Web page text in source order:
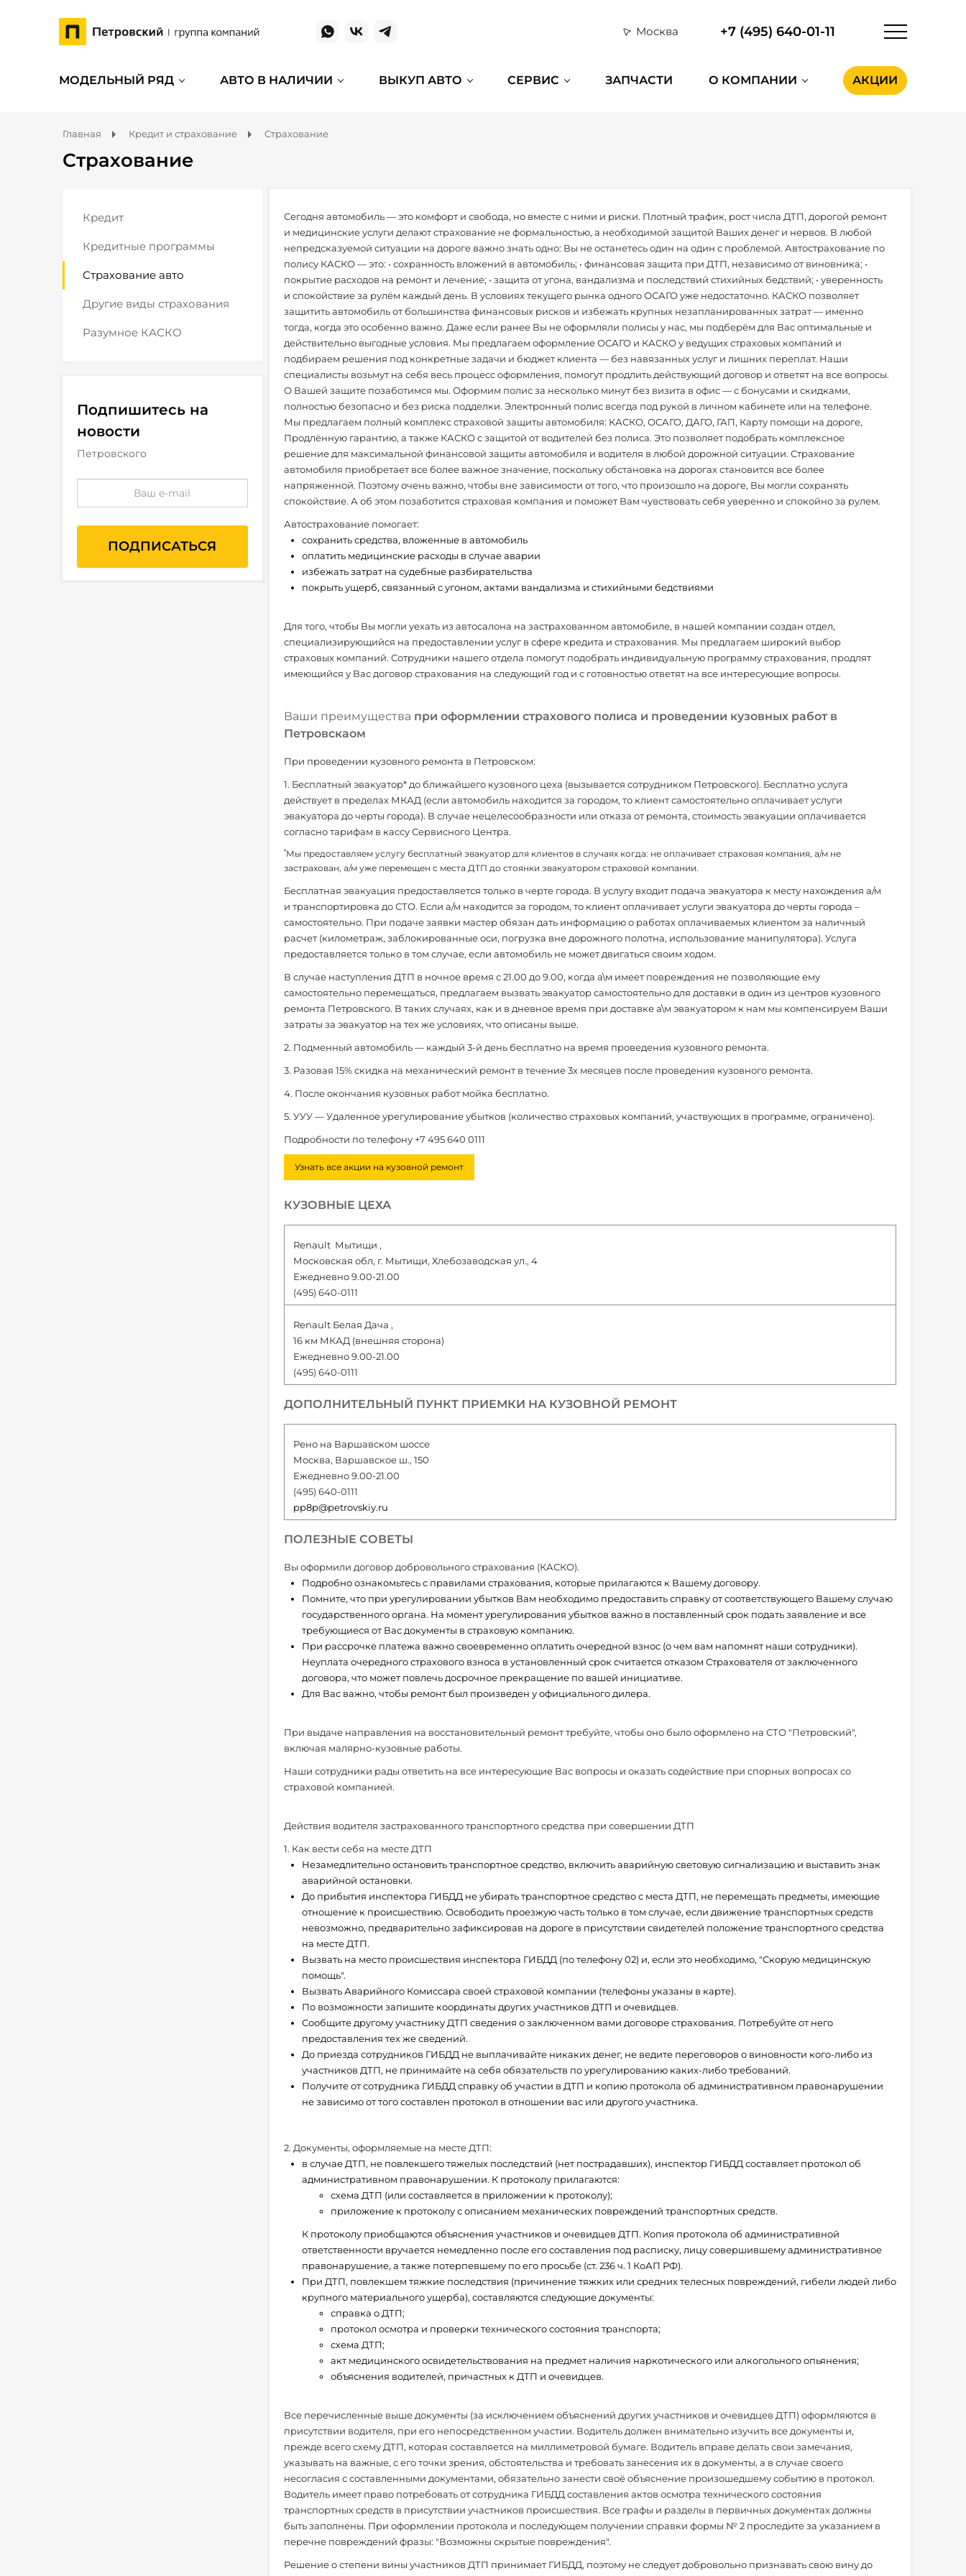
Москва +7 (495) 640-01-11
МОДЕЛЬНЫЙ РЯД АВТО В НАЛИЧИИ ВЫКУП АВТО СЕРВИС ЗАПЧАСТИ О КОМПАНИИ АКЦИИ
Главная Кредит и страхование Страхование
Страхование
Кредит
Кредитные программы
Страхование авто
Другие виды страхования
Разумное КАСКО
Подпишитесь на
новости
Петровского
Сегодня автомобиль — это комфорт и свобода, но вместе с ними и риски. Плотный трафик, рост числа ДТП, дорогой ремонт
и медицинские услуги делают страхование не формальностью, а необходимой защитой Ваших денег и нервов. В любой
непредсказуемой ситуации на дороге важно знать одно: Вы не останетесь один на один с проблемой. Автострахование по
полису КАСКО — это: • сохранность вложений в автомобиль; • финансовая защита при ДТП, независимо от виновника; •
покрытие расходов на ремонт и лечение; • защита от угона, вандализма и последствий стихийных бедствий; • уверенность
и спокойствие за рулём каждый день. В условиях текущего рынка одного ОСАГО уже недостаточно. КАСКО позволяет
защитить автомобиль от большинства финансовых рисков и избежать крупных незапланированных затрат — именно
тогда, когда это особенно важно. Даже если ранее Вы не оформляли полисы у нас, мы подберём для Вас оптимальные и
действительно выгодные условия. Мы предлагаем оформление ОСАГО и КАСКО у ведущих страховых компаний и
подбираем решения под конкретные задачи и бюджет клиента — без навязанных услуг и лишних переплат. Наши
специалисты возьмут на себя весь процесс оформления, помогут продлить действующий договор и ответят на все вопросы.
О Вашей защите позаботимся мы. Оформим полис за несколько минут без визита в офис — с бонусами и скидками,
полностью безопасно и без риска подделки. Электронный полис всегда под рукой в личном кабинете или на телефоне.
Мы предлагаем полный комплекс страховой защиты автомобиля: КАСКО, ОСАГО, ДАГО, ГАП, Карту помощи на дороге,
Продлённую гарантию, а также КАСКО с защитой от водителей без полиса. Это позволяет подобрать комплексное
решение для максимальной финансовой защиты автомобиля и водителя в любой дорожной ситуации. Страхование
автомобиля приобретает все более важное значение, поскольку обстановка на дорогах становится все более
напряженной. Поэтому очень важно, чтобы вне зависимости от того, что произошло на дороге, Вы могли сохранять
спокойствие. А об этом позаботится страховая компания и поможет Вам чувствовать себя уверенно и спокойно за рулем.
Автострахование помогает:
сохранить средства, вложенные в автомобиль
оплатить медицинские расходы в случае аварии
избежать затрат на судебные разбирательства
покрыть ущерб, связанный с угоном, актами вандализма и стихийными бедствиями
Для того, чтобы Вы могли уехать из автосалона на застрахованном автомобиле, в нашей компании создан отдел,
специализирующийся на предоставлении услуг в сфере кредита и страхования. Мы предлагаем широкий выбор
страховых компаний. Сотрудники нашего отдела помогут подобрать индивидуальную программу страхования, продлят
имеющийся у Вас договор страхования на следующий год и с готовностью ответят на все интересующие вопросы.
Ваши преимущества при оформлении страхового полиса и проведении кузовных работ в
Петровскаом
При проведении кузовного ремонта в Петровском:
1. Бесплатный эвакуатор* до ближайшего кузовного цеха (вызывается сотрудником Петровского). Бесплатно услуга
действует в пределах МКАД (если автомобиль находится за городом, то клиент самостоятельно оплачивает услуги
эвакуатора до черты города). В случае нецелесообразности или отказа от ремонта, стоимость эвакуации оплачивается
согласно тарифам в кассу Сервисного Центра.
*Мы предоставляем услугу бесплатный эвакуатор для клиентов в случаях когда: не оплачивает страховая компания, а/м не
застрахован, а/м уже перемещен с места ДТП до стоянки эвакуатором страховой компании.
Бесплатная эвакуация предоставляется только в черте города. В услугу входит подача эвакуатора к месту нахождения а/м
и транспортировка до СТО. Если а/м находится за городом, то клиент оплачивает услуги эвакуатора до черты города –
самостоятельно. При подаче заявки мастер обязан дать информацию о работах оплачиваемых клиентом за наличный
расчет (километраж, заблокированные оси, погрузка вне дорожного полотна, использование манипулятора). Услуга
предоставляется только в том случае, если автомобиль не может двигаться своим ходом.
В случае наступления ДТП в ночное время с 21.00 до 9.00, когда а\м имеет повреждения не позволяющие ему
самостоятельно перемещаться, предлагаем вызвать эвакуатор самостоятельно для доставки в один из центров кузовного
ремонта Петровского. В таких случаях, как и в дневное время при доставке а\м эвакуатором к нам мы компенсируем Ваши
затраты за эвакуатор на тех же условиях, что описаны выше.
2. Подменный автомобиль — каждый 3-й день бесплатно на время проведения кузовного ремонта.
3. Разовая 15% скидка на механический ремонт в течение 3х месяцев после проведения кузовного ремонта.
4. После окончания кузовных работ мойка бесплатно.
5. УУУ — Удаленное урегулирование убытков (количество страховых компаний, участвующих в программе, ограничено).
Подробности по телефону +7 495 640 0111
Узнать все акции на кузовной ремонт
КУЗОВНЫЕ ЦЕХА
Renault Мытищи ,
Московская обл, г. Мытищи, Хлебозаводская ул., 4
Ежедневно 9.00-21.00
(495) 640-0111
Renault Белая Дача ,
16 км МКАД (внешняя сторона)
Ежедневно 9.00-21.00
(495) 640-0111
ДОПОЛНИТЕЛЬНЫЙ ПУНКТ ПРИЕМКИ НА КУЗОВНОЙ РЕМОНТ
Рено на Варшавском шоссе
Москва, Варшавское ш., 150
Ежедневно 9.00-21.00
(495) 640-0111
pp8p@petrovskiy.ru
ПОЛЕЗНЫЕ СОВЕТЫ
Вы оформили договор добровольного страхования (КАСКО).
Подробно ознакомьтесь с правилами страхования, которые прилагаются к Вашему договору.
Помните, что при урегулировании убытков Вам необходимо предоставить справку от соответствующего Вашему случаю
государственного органа. На момент урегулирования убытков важно в поставленный срок подать заявление и все
требующиеся от Вас документы в страховую компанию.
При рассрочке платежа важно своевременно оплатить очередной взнос (о чем вам напомнят наши сотрудники).
Неуплата очередного страхового взноса в установленный срок считается отказом Страхователя от заключенного
договора, что может повлечь досрочное прекращение по вашей инициативе.
Для Вас важно, чтобы ремонт был произведен у официального дилера.
При выдаче направления на восстановительный ремонт требуйте, чтобы оно было оформлено на СТО "Петровский",
включая малярно-кузовные работы.
Наши сотрудники рады ответить на все интересующие Вас вопросы и оказать содействие при спорных вопросах со
страховой компанией.
Действия водителя застрахованного транспортного средства при совершении ДТП
1. Как вести себя на месте ДТП
Незамедлительно остановить транспортное средство, включить аварийную световую сигнализацию и выставить знак
аварийной остановки.
До прибытия инспектора ГИБДД не убирать транспортное средство с места ДТП, не перемещать предметы, имеющие
отношение к происшествию. Освободить проезжую часть только в том случае, если движение транспортных средств
невозможно, предварительно зафиксировав на дороге в присутствии свидетелей положение транспортного средства
на месте ДТП.
Вызвать на место происшествия инспектора ГИБДД (по телефону 02) и, если это необходимо, "Скорую медицинскую
помощь".
Вызвать Аварийного Комиссара своей страховой компании (телефоны указаны в карте).
По возможности запишите координаты других участников ДТП и очевидцев.
Сообщите другому участнику ДТП сведения о заключенном вами договоре страхования. Потребуйте от него
предоставления тех же сведений.
До приезда сотрудников ГИБДД не выплачивайте никаких денег, не ведите переговоров о виновности кого-либо из
участников ДТП, не принимайте на себя обязательств по урегулированию каких-либо требований.
Получите от сотрудника ГИБДД справку об участии в ДТП и копию протокола об административном правонарушении
не зависимо от того составлен протокол в отношении вас или другого участника.
2. Документы, оформляемые на месте ДТП:
в случае ДТП, не повлекшего тяжелых последствий (нет пострадавших), инспектор ГИБДД составляет протокол об
административном правонарушении. К протоколу прилагаются:
схема ДТП (или составляется в приложении к протоколу);
приложение к протоколу с описанием механических повреждений транспортных средств.
К протоколу приобщаются объяснения участников и очевидцев ДТП. Копия протокола об административной
ответственности вручается немедленно после его составления под расписку, лицу совершившему административное
правонарушение, а также потерпевшему по его просьбе (ст. 236 ч. 1 КоАП РФ).
При ДТП, повлекшем тяжкие последствия (причинение тяжких или средних телесных повреждений, гибели людей либо
крупного материального ущерба), составляются следующие документы:
справка о ДТП;
протокол осмотра и проверки технического состояния транспорта;
cхема ДТП;
акт медицинского освидетельствования на предмет наличия наркотического или алкогольного опьянения;
объяснения водителей, причастных к ДТП и очевидцев.
Все перечисленные выше документы (за исключением объяснений других участников и очевидцев ДТП) оформляются в
присутствии водителя, при его непосредственном участии. Водитель должен внимательно изучить все документы и,
прежде всего схему ДТП, которая составляется на миллиметровой бумаге. Водитель вправе делать свои замечания,
указывать на важные, с его точки зрения, обстоятельства и требовать занесения их в документы, а в случае своего
несогласия с составленными документами, обязательно занести своё объяснение произошедшему событию в протокол.
Водитель имеет право потребовать от сотрудника ГИБДД составления актов осмотра технического состояния
транспортных средств в присутствии участников происшествия. Все графы и разделы в первичных документах должны
быть заполнены. При оформлении протокола и последующем получении справки формы № 2 проследите за указанием в
перечне повреждений фразы: "Возможны скрытые повреждения".
Решение о степени вины участников ДТП принимает ГИБДД, поэтому не следует добровольно признавать свою вину до